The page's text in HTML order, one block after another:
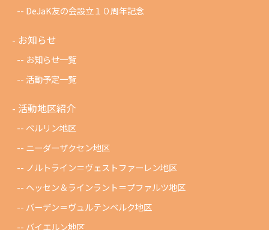
DeJaK友の会設立１０周年記念
お知らせ
お知らせ一覧
活動予定一覧
活動地区紹介
ベルリン地区
ニーダーザクセン地区
ノルトライン＝ヴェストファーレン地区
ヘッセン＆ラインラント＝プファルツ地区
バーデン＝ヴュルテンベルク地区
バイエルン地区